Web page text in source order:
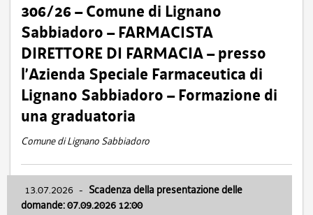
306/26 – Comune di Lignano
Sabbiadoro – FARMACISTA
DIRETTORE DI FARMACIA – presso
l’Azienda Speciale Farmaceutica di
Lignano Sabbiadoro – Formazione di
una graduatoria
Comune di Lignano Sabbiadoro
13.07.2026 - Scadenza della presentazione delle
domande: 07.09.2026 12:00